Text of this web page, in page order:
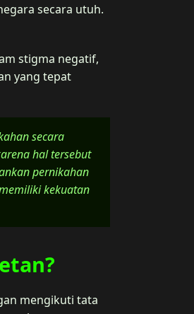
secara utuh.
stigma negatif,
yang tepat
secara
hal tersebut
pernikahan
kekuatan
mengikuti tata